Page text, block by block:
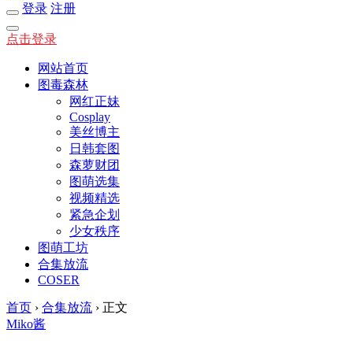
登录 注册
点击登录
网站首页
图毒森林
网红正妹
Cosplay
美丝博主
日韩套图
森萝财团
图萌选集
视频精选
紧急企划
少女秩序
图萌工坊
合集放流
COSER
首页 › 合集放流 › 正文
Miko酱